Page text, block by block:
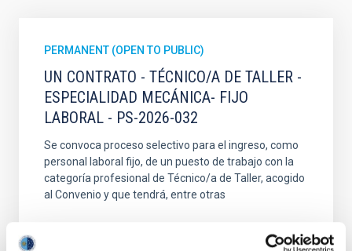
PERMANENT (OPEN TO PUBLIC)
UN CONTRATO - TÉCNICO/A DE TALLER -
ESPECIALIDAD MECÁNICA- FIJO
LABORAL - PS-2026-032
Se convoca proceso selectivo para el ingreso, como
personal laboral fijo, de un puesto de trabajo con la
categoría profesional de Técnico/a de Taller, acogido
al Convenio y que tendrá, entre otras